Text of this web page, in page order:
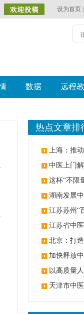
设为首页
数据 远程
热点文章排
上海：推
展 中医上门
这杯“不限
湖南发展
江苏苏州“
办 江苏省中
北京：打
加快释放
以高质量
天津市中